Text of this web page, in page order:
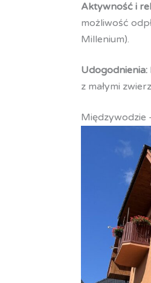
Aktywność i
możliwość
Millenium).
Udogodnienia:
z małymi
Międzywodzie